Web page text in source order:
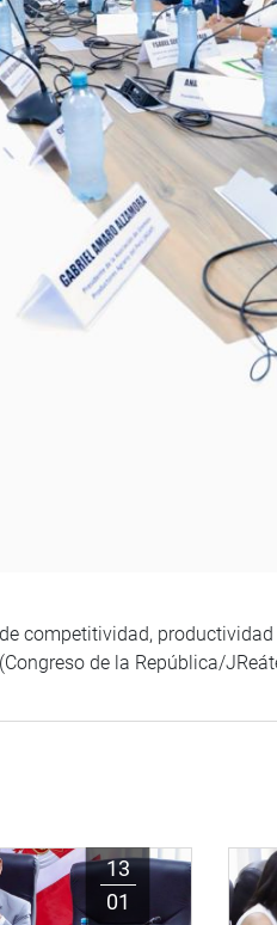
competitividad,
de la República/
13
01